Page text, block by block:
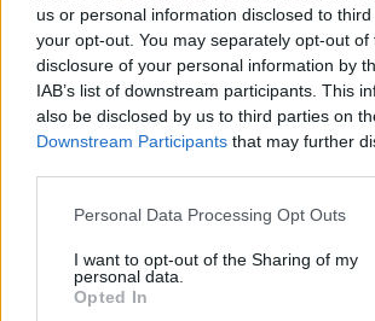
us or personal information disclosed to
your opt-out. You may separately opt-out of
disclosure of your personal information by
IAB’s list of downstream participants. This
also be disclosed by us to third parties on
Downstream Participants that may further
Personal Data Processing Opt Outs
I want to opt-out of the Sharing of my
personal data.
Opted In
Pirmąją parodos dieną
laimėjo Loretos
KIMBERLEY LIETUVOS LIŪTAS.
Gintarės Tamašauskaitės
CH CONTRACT WITH THE
MISTERIJA, o trečią – biglis CH
Mikhnevich).